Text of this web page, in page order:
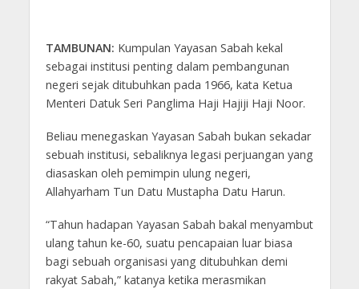
TAMBUNAN: Kumpulan Yayasan Sabah kekal
sebagai institusi penting dalam pembangunan
negeri sejak ditubuhkan pada 1966, kata Ketua
Menteri Datuk Seri Panglima Haji Hajiji Haji Noor.
Beliau menegaskan Yayasan Sabah bukan sekadar
sebuah institusi, sebaliknya legasi perjuangan yang
diasaskan oleh pemimpin ulung negeri,
Allahyarham Tun Datu Mustapha Datu Harun.
“Tahun hadapan Yayasan Sabah bakal menyambut
ulang tahun ke-60, suatu pencapaian luar biasa
bagi sebuah organisasi yang ditubuhkan demi
rakyat Sabah,” katanya ketika merasmikan